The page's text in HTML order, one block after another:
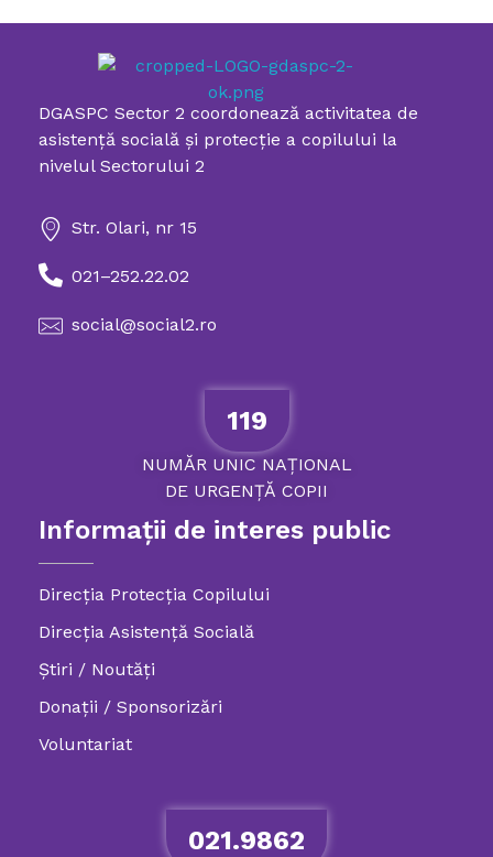
Directia Generala de Asistenta Sociala si Protectia Copilului Sector 2
DGASPC Sector 2 coordonează activitatea de
asistenţă socială şi protecţie a copilului la
nivelul Sectorului 2
Str. Olari, nr 15
021–252.22.02
social@social2.ro
119
NUMĂRUNIC NAȚIONAL
DE URGENȚĂ COPII
Informații de interes public
Direcția Protecția Copilului
Direcția Asistență Socială
Știri / Noutăți
Donații / Sponsorizări
Voluntariat
021.9862